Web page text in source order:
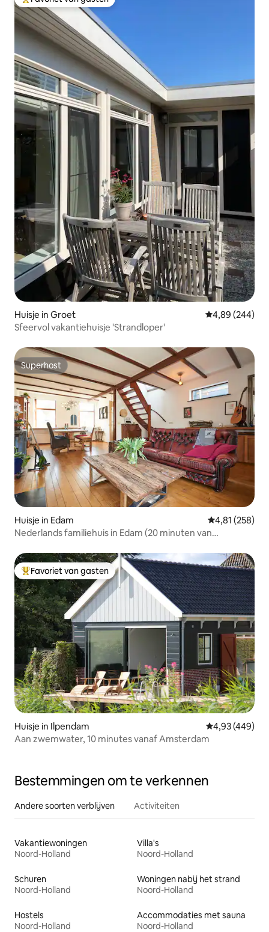
Topfavoriet van gasten
Huisje in Groet Gemiddelde
4,89 (244)
Sfeervol vakantiehuisje 'Strandloper'
Superhost
Superhost
Huisje in Edam Gemiddelde
4,81 (258)
Nederlands familiehuis in Edam (20 minuten van
Topfavoriet van gasten
Favoriet van gasten
Huisje in Ilpendam Gemiddelde
4,93 (449)
Aan zwemwater, 10 minutes vanaf Amsterdam
Bestemmingen om te verkennen
Andere soorten verblijven Activiteiten
Vakantiewoningen
Noord-Holland
Villa's
Noord-Holland
Schuren
Noord-Holland
Woningen nabij het strand
Noord-Holland
Hostels
Noord-Holland
Accommodaties met sauna
Noord-Holland